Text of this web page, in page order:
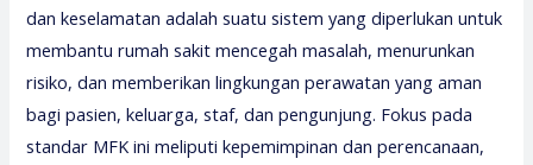
dan keselamatan adalah suatu sistem yang diperlukan untuk
membantu rumah sakit mencegah masalah, menurunkan
risiko, dan memberikan lingkungan perawatan yang aman
bagi pasien, keluarga, staf, dan pengunjung. Fokus pada
standar MFK ini meliputi kepemimpinan dan perencanaan,